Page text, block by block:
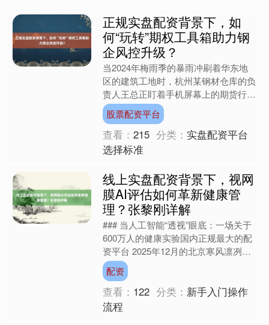
正规实盘配资背景下，如
何“玩转”期权工具箱助力钢
企风控升级？
当2024年梅雨季的暴雨冲刷着华东地
区的建筑工地时，杭州某钢材仓库的负
责人王总正盯着手机屏幕上的期货行
情。仓库里积压的10000吨热卷库存，
随着雨季延长不断吞噬....
股票配资平台
查看：215 分类： 实盘配资平台
选择标准
线上实盘配资背景下，视网
膜AI评估如何革新健康管
理？张黎刚详解
### 当人工智能“透视”眼底：一场关于
600万人的健康实验国内正规最大的配
资平台 2025年12月的北京寒风凛冽，
但一场医疗健康领域的发布会却让与会
者感受到科....
配资
查看： 122 分类： 新手入门操作
流程